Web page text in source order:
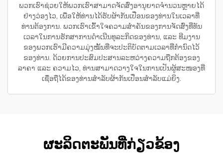
ພວກເຮົາຊ່ວຍໃຫ້ພວກເຮົາສາມາດຈັດສົ່ງອານຸຍາດຈຳນວນຫຼາຍໄດ້
ຢ່າງວ່ອງໄວ, ເພື່ອໃຫ້ທ່ານໄດ້ຮັບຜ້າກັນເປື່ອນຂອງທ່ານໃນເວລາທີ່
ທ່ານຕ້ອງການ. ພວກເຮົາເຂົ້າໃຈຄວາມສຳຄັນຂອງການຈັດສົ່ງທີ່ທັນ
ເວລາໃນການຮັກສາການດຳເນີນທຸລະກິດຂອງທ່ານ, ແລະ ທີມງານ
ຂອງພວກເຮົາມີຄວາມມຸ່ງໝັ້ນທີ່ຈະປະຕິບັດຕາມເວລາທີ່ກຳນົດໄວ້
ຂອງທ່ານ. ດ້ວຍການປະສົມປະສານລະຫວ່າງຄວາມຖືກຕ້ອງຂອງ
ລາຄາ ແລະ ຄວາມໄວ, ທ່ານສາມາດວາງໃຈໃນການເປັນຜູ້ສະໜອງທີ່
ເຊື່ອຖືໄດ້ຂອງທ່ານສຳລັບຜ້າກັນເປື່ອນສຳລັບແມ່ຍິງ.
ຜະລິດຕະພັນທີ່ກ່ຽວຂ້ອງ